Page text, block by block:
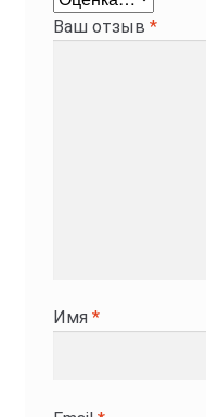
Ваш отзыв *
Имя *